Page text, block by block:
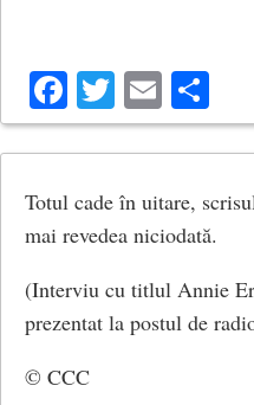
Facebook
Twitter
Email
Totul cade în uitare,
mai revedea niciodată.
(Interviu cu titlul Annie
prezentat la postul de
© CCC